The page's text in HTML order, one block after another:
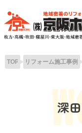
content
TOP リフォーム施工事例
深